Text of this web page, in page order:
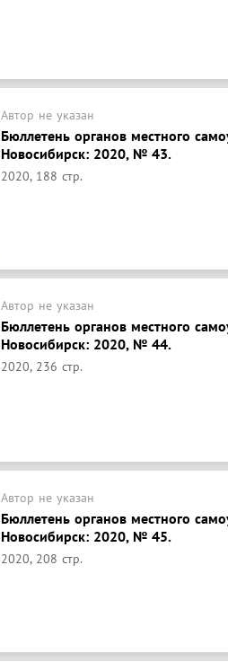
Автор не указан
Бюллетень органов местного
Новосибирск: 2020, № 43.
2020, 188 стр.
Автор не указан
Бюллетень органов местного
Новосибирск: 2020, № 44.
2020, 236 стр.
Автор не указан
Бюллетень органов местного
Новосибирск: 2020, № 45.
2020, 208 стр.